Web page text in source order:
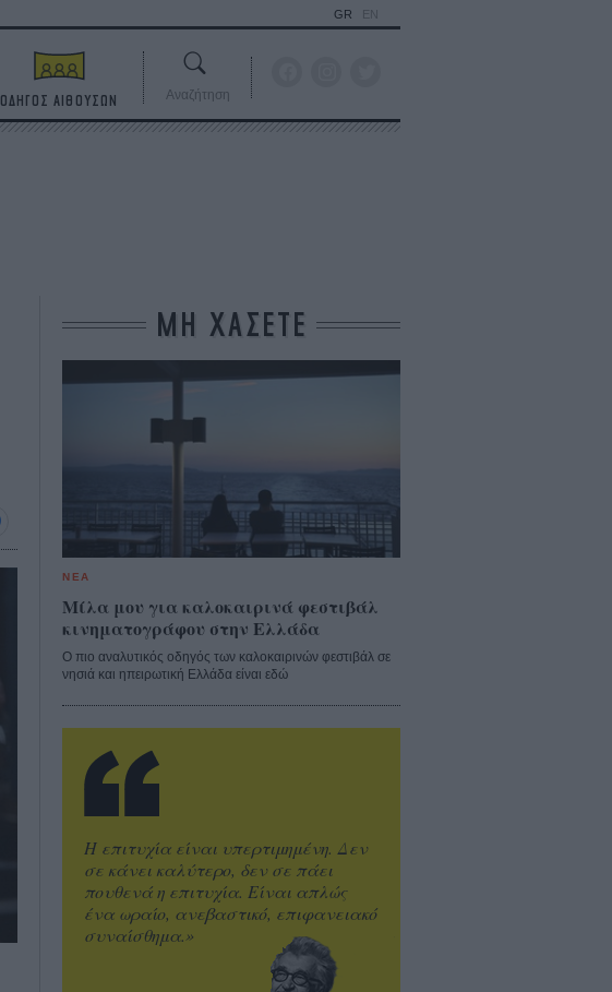
GR EN
ΟΔΗΓΟΣ ΑΙΘΟΥΣΩΝ Αναζήτηση
ΜΗ ΧΑΣΕΤΕ
ΝΕΑ
Μίλα μου για καλοκαιρινά φεστιβάλ
κινηματογράφου στην Ελλάδα
Ο πιο αναλυτικός οδηγός των καλοκαιρινών φεστιβάλ σε
νησιά και ηπειρωτική Ελλάδα είναι εδώ
Η επιτυχία είναι υπερτιμημένη. Δεν
σε κάνει καλύτερο, δεν σε πάει
πουθενά η επιτυχία. Είναι απλώς
ένα ωραίο, ανεβαστικό, επιφανειακό
συναίσθημα.»